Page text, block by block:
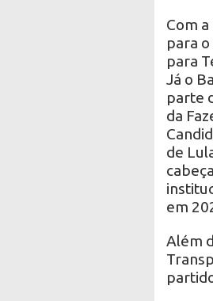
Com
para
para
Já o
parte
da
de
em
Além